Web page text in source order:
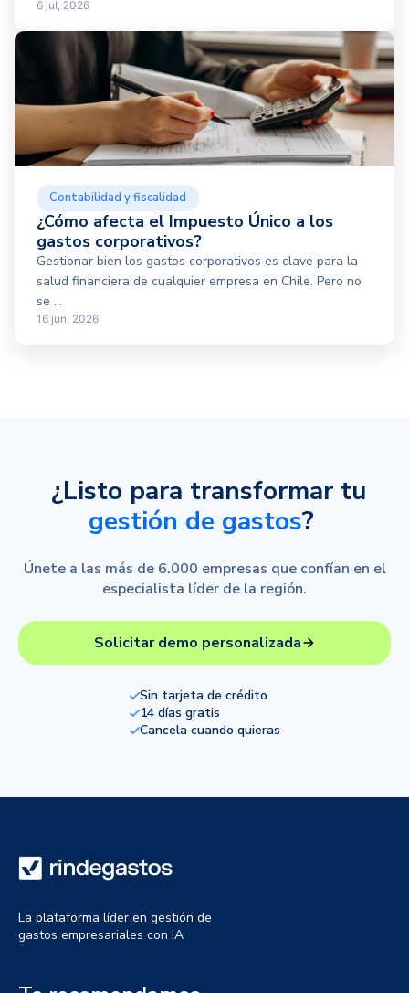
6 jul, 2026
Contabilidad y fiscalidad
¿Cómo afecta el Impuesto Único a los
gastos corporativos?
Gestionar bien los gastos corporativos es clave para la
salud financiera de cualquier empresa en Chile. Pero no
se ...
16 jun, 2026
¿Listo para transformar tu
gestión de gastos?
Únete a las más de 6.000 empresas que confían en el
especialista líder de la región.
Solicitar demo personalizada
Sin tarjeta de crédito
14 días gratis
Cancela cuando quieras
La plataforma líder en gestión de
gastos empresariales con IA